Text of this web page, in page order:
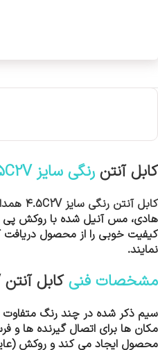
کابل آنتن رنگی سایز ۴.5C2V همدان
کابل آنتن رنگی سایز ۴.5C2V همدان
هادی، مس آنیل شده با روکش پی وی
کیفیت خوبی را از محصول
نمایند.
مشخصات فنیکابل آنتن ۴.5C2V
سیم ذکر شده در چند رنگ متفاوت
مکان ها برای اتصال گیرنده ها و
محصول ایجاد می کند و روکش (عایق) پی